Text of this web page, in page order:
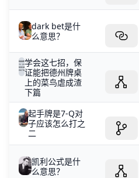
dark bet是什
么意思？
学会这七招，保
证能把德州牌桌
上的菜鸟虐成渣
下篇
起手牌是7-Q对
子应该怎么打之
二
凯利公式是什
么意思？